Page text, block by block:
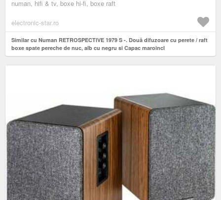
numan, hifi & tv, boxe hi-fi, boxe raft
electronic-star.ro
Similar cu Numan RETROSPECTIVE 1979 S -. Două difuzoare cu perete / raft
boxe spate pereche de nuc, alb cu negru si Capac maroincl